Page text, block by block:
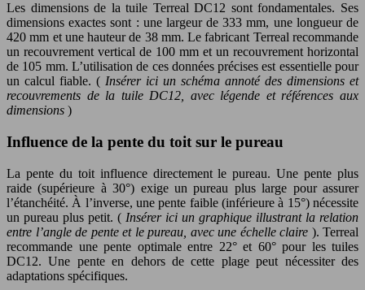
Les dimensions de la tuile Terreal DC12 sont fondamentales. Ses
dimensions exactes sont : une largeur de 333 mm, une longueur de
420 mm et une hauteur de 38 mm. Le fabricant Terreal recommande
un recouvrement vertical de 100 mm et un recouvrement horizontal
de 105 mm. L’utilisation de ces données précises est essentielle pour
un calcul fiable. ( Insérer ici un schéma annoté des dimensions et
recouvrements de la tuile DC12, avec légende et références aux
dimensions )
Influence de la pente du toit sur le pureau
La pente du toit influence directement le pureau. Une pente plus
raide (supérieure à 30°) exige un pureau plus large pour assurer
l’étanchéité. À l’inverse, une pente faible (inférieure à 15°) nécessite
un pureau plus petit. ( Insérer ici un graphique illustrant la relation
entre l’angle de pente et le pureau, avec une échelle claire ). Terreal
recommande une pente optimale entre 22° et 60° pour les tuiles
DC12. Une pente en dehors de cette plage peut nécessiter des
adaptations spécifiques.